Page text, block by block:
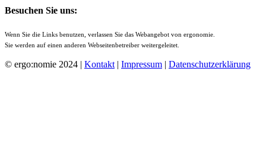
Besuchen Sie uns:
Wenn Sie die Links benutzen, verlassen Sie das Webangebot von ergonomie.
Sie werden auf einen anderen Webseitenbetreiber weitergeleitet.
© ergo:nomie 2024 | Kontakt | Impressum | Datenschutzerklärung